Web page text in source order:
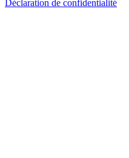
Déclaration de confidentialité